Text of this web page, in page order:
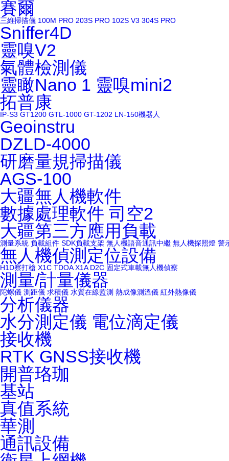
賽爾
三維掃描儀 100M PRO 203S PRO 102S V3 304S PRO
Sniffer4D
靈嗅V2
氣體檢測儀
靈瞰Nano 1 靈嗅mini2
拓普康
IP-S3 GT1200 GTL-1000 GT-1202 LN-150機器人
Geoinstru
DZLD-4000
研磨量規掃描儀
AGS-100
大疆無人機軟件
數據處理軟件 司空2
大疆第三方應用負載
測量系統 負載組件 SDK負載支架 無人機語音通訊中繼 無人機探照燈 警
無人機偵測定位設備
H1D察打槍 X1C TDOA X1A D2C 固定式車載無人機偵察
測量/計量儀器
陀螺儀 測距儀 求積儀 水質在線監測 熱成像測溫儀 紅外熱像儀
分析儀器
水分測定儀 電位滴定儀
接收機
RTK GNSS接收機
開普珞珈
基站
真值系統
華測
通訊設備